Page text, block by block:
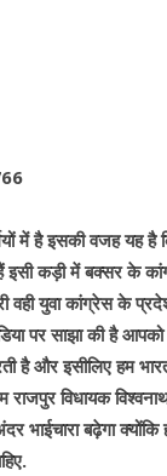
में है इसकी वजह यह है
कड़ी में बक्सर के
वही युवा कांग्रेस के
पर साझा की है आपको
है और इसीलिए हम
विधायक
बढ़ेगा